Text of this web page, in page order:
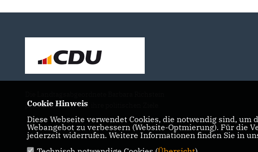
präsentiert sich und ihre politischen Ziele.
Cookie Hinweis
Diese Webseite verwendet Cookies, die notwendig sind,
Webangebot zu verbessern (Website-Optmierung). Für
jederzeit widerrufen. Weitere Informationen finden Sie in